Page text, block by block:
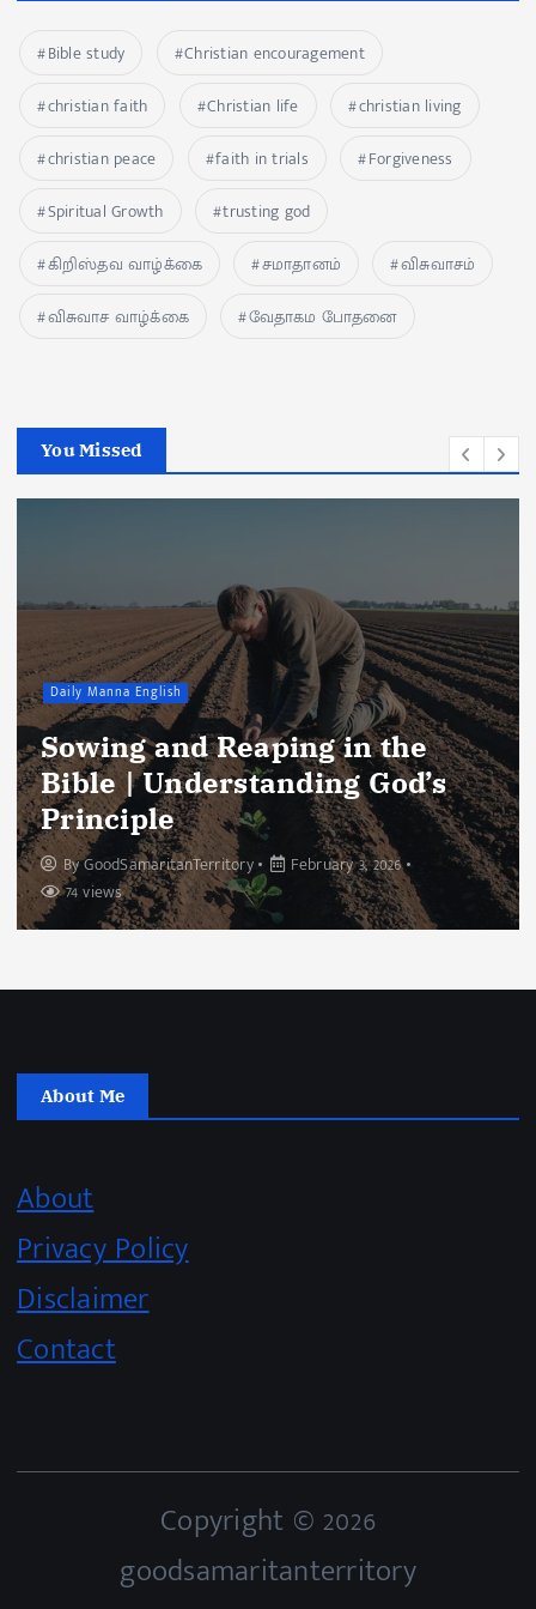
Bible study
Christian encouragement
christian faith
Christian life
christian living
christian peace
faith in trials
Forgiveness
Spiritual Growth
trusting god
கிறிஸ்தவ வாழ்க்கை
சமாதானம்
விசுவாசம்
விசுவாச வாழ்க்கை
வேதாகம போதனை
You Missed
Daily Manna English
Sowing and Reaping in the
Bible | Understanding God’s
Principle
ByGoodSamaritanTerritory
February 3, 2026
74 views
About Me
About
Privacy Policy
Disclaimer
Contact
Copyright © 2026
goodsamaritanterritory